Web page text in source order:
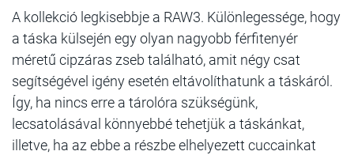
A kollekció legkisebbje a RAW3. Különlegessége, hogy
a táska külsején egy olyan nagyobb férfitenyér
méretű cipzáras zseb található, amit négy csat
segítségével igény esetén eltávolíthatunk a táskáról.
Így, ha nincs erre a tárolóra szükségünk,
lecsatolásával könnyebbé tehetjük a táskánkat,
illetve, ha az ebbe a részbe elhelyezett cuccainkat